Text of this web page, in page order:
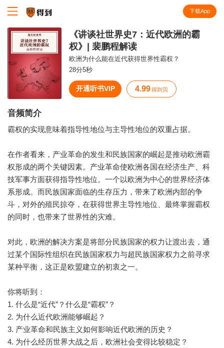
下载App
《讲谈社世界史7：近代欧洲的霸
权》| 裴鹏程解读
欧洲为什么能在近代获得世界性霸权？
28分5秒
开通听书VIP 4.99 得到贝
音频简介
霸权的实现意味着指导性地位与主导性地位的双重占据。
在作者看来，产业革命的发生和民族国家的崛起是推动欧洲霸
权形成的两个关键因素。产业革命使欧洲各国在经济生产、科
技军事方面获得指导性地位。一个以欧洲为中心的世界经济体
系形成。而民族国家面临的生存压力，带来了欧洲内部的争
斗，对外的殖民掠夺，在获得世界主导性地位、最终掌握霸权
的同时，也带来了世界性的灾难。
对此，欧洲的解决方案是将部分民族国家的权力让渡出去，通
过某个国际性组织在民族国家权力与超民族国家权力之前寻求
某种平衡，这正是欧盟建立的初衷之一。
你将听到：
1. 什么是“近代”？什么是“霸权”？
2. 为什么近代欧洲能够崛起？
3. 产业革命和民族主义如何影响近代欧洲的历史？
4. 为什么经历世界大战之后，欧洲社会变得比较稳定？